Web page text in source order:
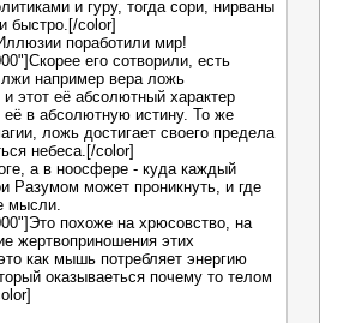
и гуру, тогда сори, нирваны
быстро.[/color]
поработили мир!
его сотворили, есть
например вера ложь
этот её абсолютный характер
её в абсолютную истину. То же
ложь достигает своего предела
небеса.[/color]
а в ноосфере - куда каждый
Разумом может проникнуть, и где
мысли.
похоже на хрюсовство, на
жертвоприношения этих
как мышь потребляет энергию
оказываеться почему то телом